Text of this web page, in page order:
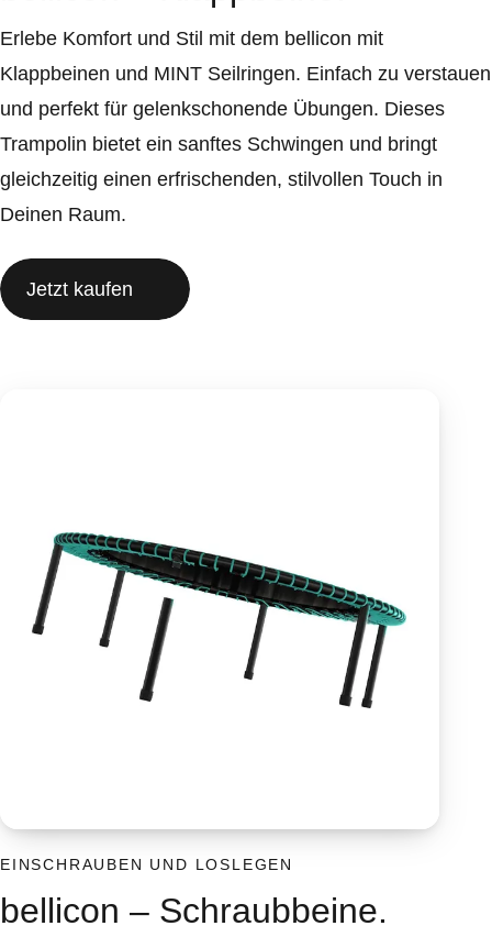
Erlebe Komfort und Stil mit dem bellicon mit
Klappbeinen und MINT Seilringen. Einfach zu verstauen
und perfekt für gelenkschonende Übungen. Dieses
Trampolin bietet ein sanftes Schwingen und bringt
gleichzeitig einen erfrischenden, stilvollen Touch in
Deinen Raum.
Jetzt kaufen
EINSCHRAUBEN UND LOSLEGEN
bellicon – Schraubbeine.